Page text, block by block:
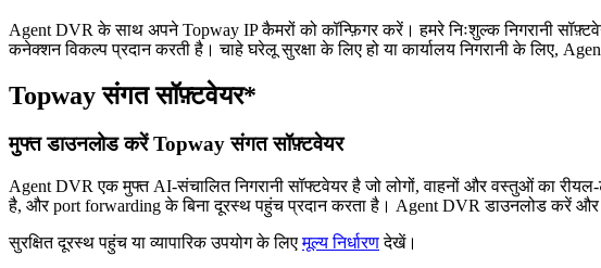
Agent DVR के साथ अपने Topway IP कैमरों को कॉन्फ़िगर करें। हमरे निःशुल्क निगरानी
कनेक्शन विकल्प प्रदान करती है। चाहे घरेलू सुरक्षा के लिए हो या कार्यालय निगरानी के लिए,
Topway संगत सॉफ़्टवेयर*
मुफ्त डाउनलोड करें Topway संगत सॉफ़्टवेयर
Agent DVR एक मुफ्त AI-संचालित निगरानी सॉफ्टवेयर है जो लोगों, वाहनों और वस्तुओं का
है, और port forwarding के बिना दूरस्थ पहुंच प्रदान करता है। Agent DVR डाउनलोड करें और
सुरक्षित दूरस्थ पहुंच या व्यापारिक उपयोग के लिएमूल्य निर्धारणदेखें।